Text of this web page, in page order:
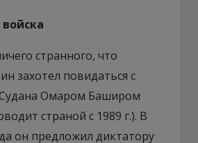
странного, что
захотел повидаться с
Омаром Баширом
страной с 1989 г.). В
он предложил диктатору